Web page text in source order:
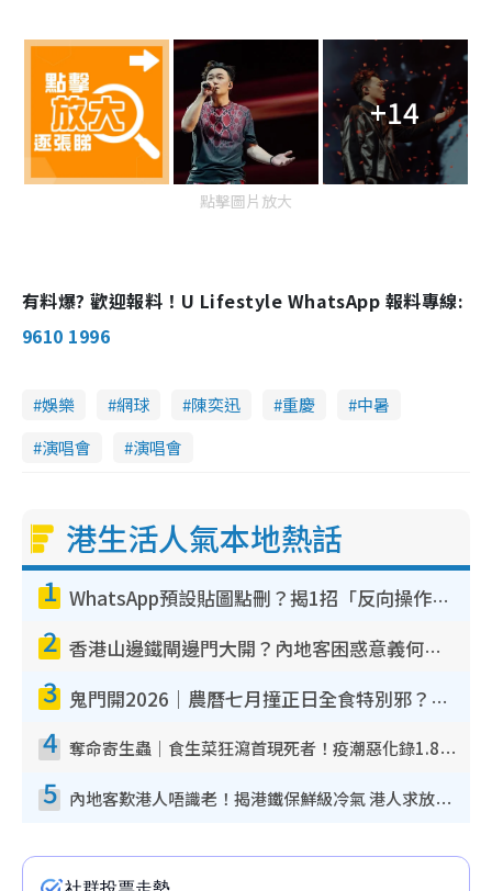
+14
點擊圖片放大
有料爆? 歡迎報料！U Lifestyle WhatsApp 報料專線:
9610 1996
娛樂 網球 陳奕迅 重慶
中暑
演唱會
演唱會
港生活人氣本地熱話
1 WhatsApp預設貼圖點刪？揭1招「反向操作」還原簡潔介面 附3步實測教學
2 香港山邊鐵閘邊門大開？內地客困惑意義何在！網民神回覆：呢種叫法理性防禦
3 鬼門開2026｜農曆七月撞正日全食特別邪？專家警告切忌做一事！揭4大禁忌+2招保平安
4 奪命寄生蟲｜食生菜狂瀉首現死者！疫潮惡化錄1.8萬宗病例 揭洗菜3大謬誤
5 內地客歎港人唔識老！揭港鐵保鮮級冷氣 港人求放過：咪投訴